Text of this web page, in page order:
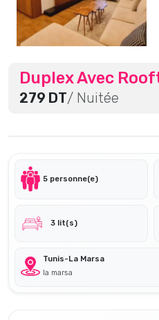
Duplex Avec
279 DT/ Nuitée
5 personne(e)
3 lit(s)
Tunis-La Marsa
la marsa